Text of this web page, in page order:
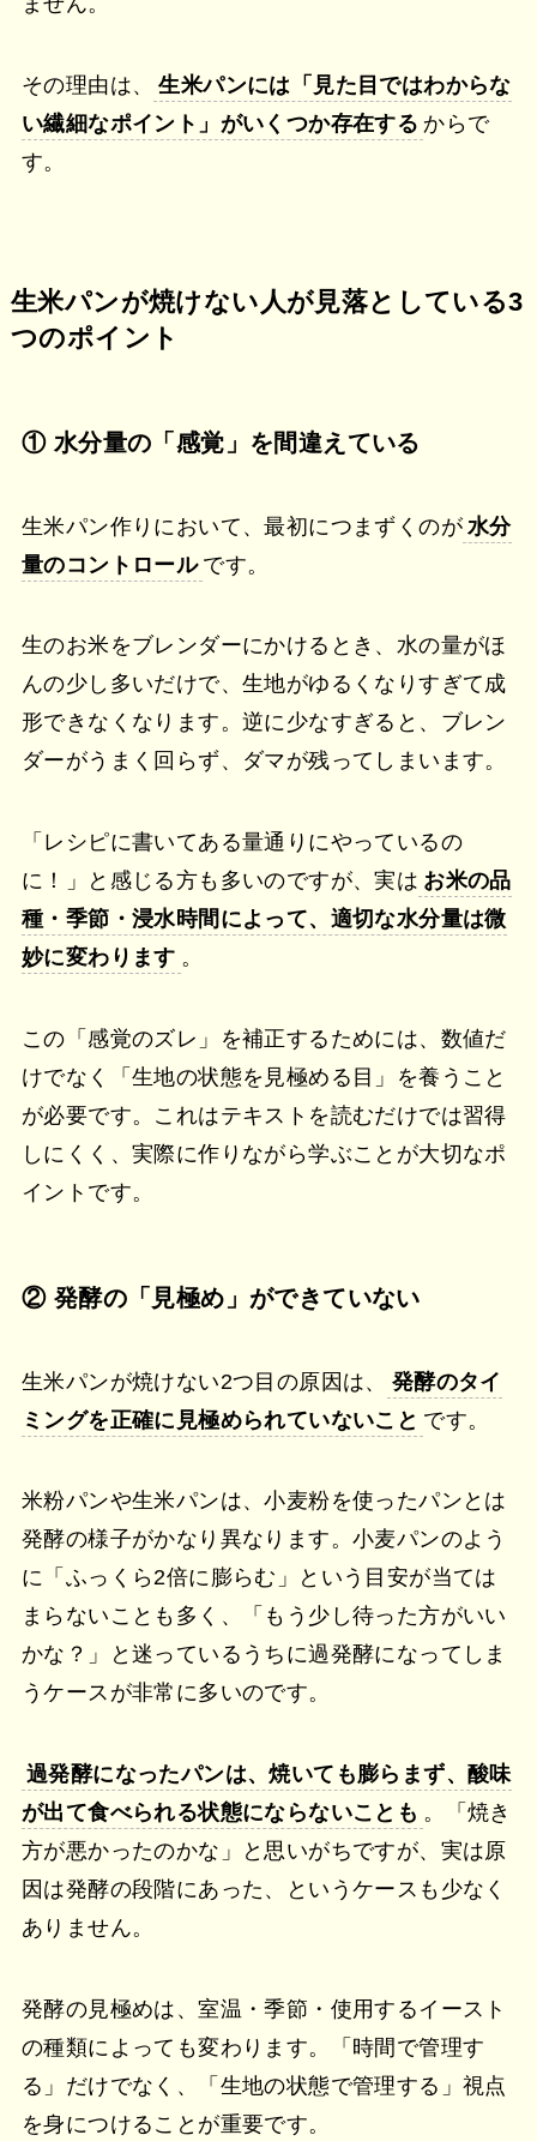
その理由は、
生米パンには「見た目ではわからな
い繊細なポイント」がいくつか存在する からで
す。
生米パンが焼けない人が見落としている3
つのポイント
① 水分量の「感覚」を間違えている
生米パン作りにおいて、最初につまずくのが 水分
量のコントロール です。
生のお米をブレンダーにかけるとき、水の量がほ
んの少し多いだけで、生地がゆるくなりすぎて成
形できなくなります。逆に少なすぎると、ブレン
ダーがうまく回らず、ダマが残ってしまいます。
「レシピに書いてある量通りにやっているの
に！」と感じる方も多いのですが、実は お米の品
種・季節・浸水時間によって、適切な水分量は微
妙に変わります 。
この「感覚のズレ」を補正するためには、数値だ
けでなく「生地の状態を見極める目」を養うこと
が必要です。これはテキストを読むだけでは習得
しにくく、実際に作りながら学ぶことが大切なポ
イントです。
② 発酵の「見極め」ができていない
生米パンが焼けない2つ目の原因は、
発酵のタイ
ミングを正確に見極められていないこと です。
米粉パンや生米パンは、小麦粉を使ったパンとは
発酵の様子がかなり異なります。小麦パンのよう
に「ふっくら2倍に膨らむ」という目安が当ては
まらないことも多く、「もう少し待った方がいい
かな？」と迷っているうちに過発酵になってしま
うケースが非常に多いのです。
過発酵になったパンは、焼いても膨らまず、酸味
が出て食べられる状態にならないことも 。「焼き
方が悪かったのかな」と思いがちですが、実は原
因は発酵の段階にあった、というケースも少なく
ありません。
発酵の見極めは、室温・季節・使用するイースト
の種類によっても変わります。「時間で管理す
る」だけでなく、「生地の状態で管理する」視点
を身につけることが重要です。